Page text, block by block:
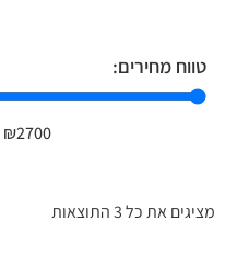
טווח מחירים:
₪2700
מציגים את כל ⁦3⁩ התוצאות